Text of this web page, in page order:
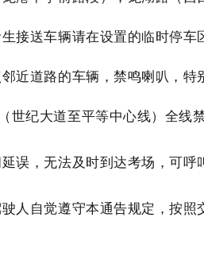
生接送车辆请在设置的临时停
邻近道路的车辆，禁鸣喇叭，
（世纪大道至平等中心线）全线
误，无法及时到达考场，可
人自觉遵守本通告规定，按照